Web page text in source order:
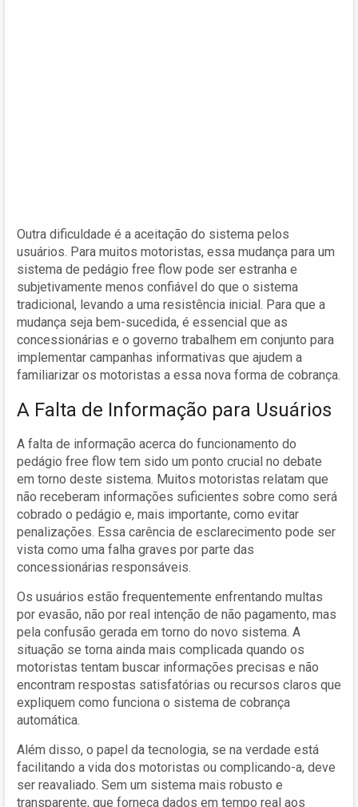
Outra dificuldade é a aceitação do sistema pelos
usuários. Para muitos motoristas, essa mudança para um
sistema de pedágio free flow pode ser estranha e
subjetivamente menos confiável do que o sistema
tradicional, levando a uma resistência inicial. Para que a
mudança seja bem-sucedida, é essencial que as
concessionárias e o governo trabalhem em conjunto para
implementar campanhas informativas que ajudem a
familiarizar os motoristas a essa nova forma de cobrança.
A Falta de Informação para Usuários
A falta de informação acerca do funcionamento do
pedágio free flow tem sido um ponto crucial no debate
em torno deste sistema. Muitos motoristas relatam que
não receberam informações suficientes sobre como será
cobrado o pedágio e, mais importante, como evitar
penalizações. Essa carência de esclarecimento pode ser
vista como uma falha graves por parte das
concessionárias responsáveis.
Os usuários estão frequentemente enfrentando multas
por evasão, não por real intenção de não pagamento, mas
pela confusão gerada em torno do novo sistema. A
situação se torna ainda mais complicada quando os
motoristas tentam buscar informações precisas e não
encontram respostas satisfatórias ou recursos claros que
expliquem como funciona o sistema de cobrança
automática.
Além disso, o papel da tecnologia, se na verdade está
facilitando a vida dos motoristas ou complicando-a, deve
ser reavaliado. Sem um sistema mais robusto e
transparente, que forneça dados em tempo real aos